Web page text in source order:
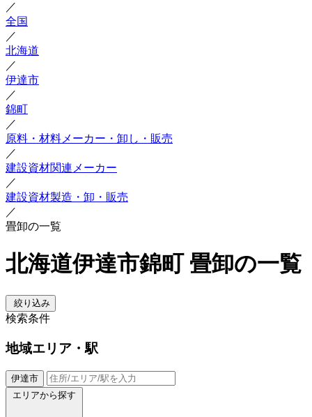
／
全国
／
北海道
／
伊達市
／
錦町
／
原料・材料メーカー・卸し・販売
／
建設資材関連メーカー
／
建設資材製造・卸・販売
／
畳卸の一覧
北海道伊達市錦町 畳卸の一覧
絞り込み
検索条件
地域エリア・駅
伊達市
エリアから探す